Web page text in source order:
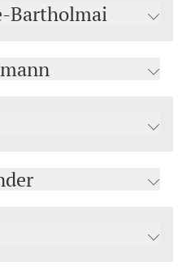
Bartholmai